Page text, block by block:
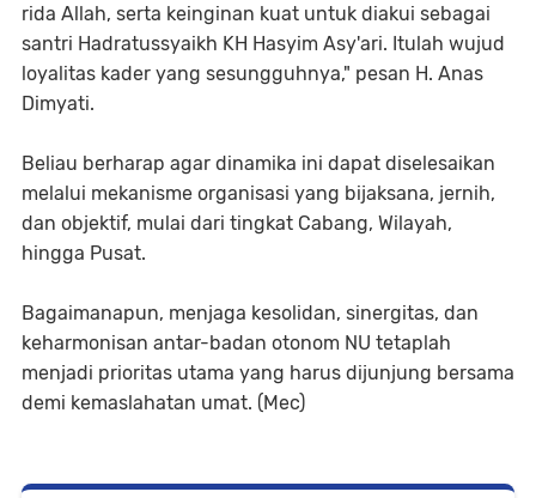
rida Allah, serta keinginan kuat untuk diakui sebagai
santri Hadratussyaikh KH Hasyim Asy'ari. Itulah wujud
loyalitas kader yang sesungguhnya," pesan H. Anas
Dimyati.
‎​Beliau berharap agar dinamika ini dapat diselesaikan
melalui mekanisme organisasi yang bijaksana, jernih,
dan objektif, mulai dari tingkat Cabang, Wilayah,
hingga Pusat.
​Bagaimanapun, menjaga kesolidan, sinergitas, dan
keharmonisan antar-badan otonom NU tetaplah
menjadi prioritas utama yang harus dijunjung bersama
demi kemaslahatan umat. (Mec)